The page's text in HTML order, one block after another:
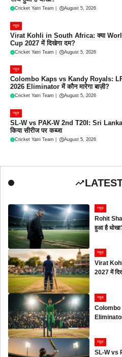
Cricket Yatri Team August 5, 2026
न्यूज
Virat Kohli in South Africa: क्या
Cup 2027 में दिखेगा दम?
Cricket Yatri Team August 5, 2026
न्यूज
Colombo Kaps vs Kandy Royals:
2026 Eliminator में कौन मारेगा बाज़ी?
Cricket Yatri Team August 5, 2026
न्यूज
SL-W vs PAK-W 2nd T20I: Sri
किया सीरीज पर कब्जा
Cricket Yatri Team August 5, 2026
न्यूज
Rohit
हुआ है
न्यूज
Virat
2027 में
न्यूज
Eliminator
न्यूज
SL-W vs